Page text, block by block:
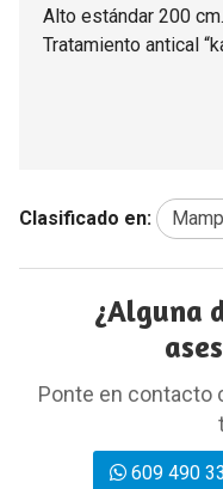
Alto estándar 200 cm.
Tratamiento antical
Clasificado en:
¿Alguna
Ponte en contacto
609 490